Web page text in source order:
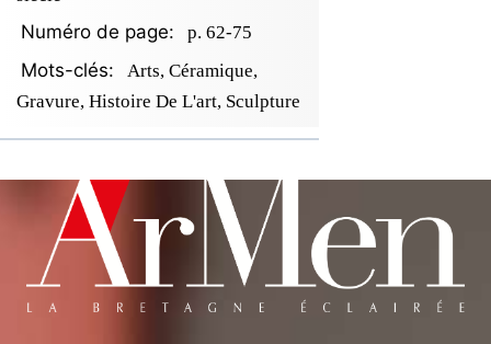
Numéro de page: p. 62-75
Mots-clés:
Arts, Céramique,
Gravure, Histoire De L'art, Sculpture